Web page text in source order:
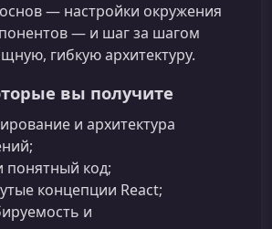
— настройки окружения
— и шаг за шагом
гибкую архитектуру.
вы получите
и архитектура
понятный код;
концепции React;
и